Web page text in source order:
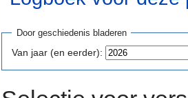
Door geschiedenis bladeren
Van jaar (en eerder):